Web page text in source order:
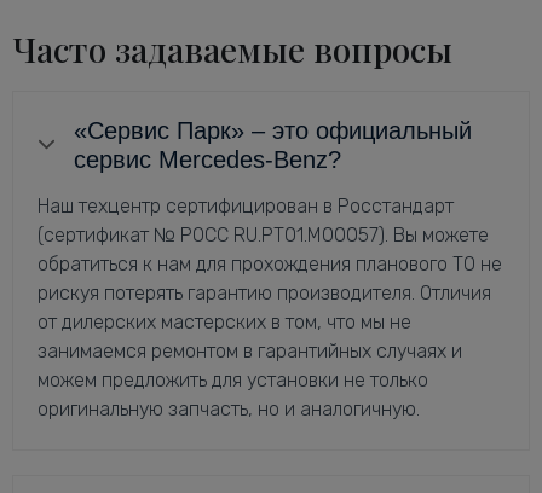
Часто задаваемые вопросы
«Сервис Парк» – это официальный
сервис Mercedes-Benz?
Наш техцентр сертифицирован в Росстандарт
(сертификат № РОСС RU.РТ01.М00057). Вы можете
обратиться к нам для прохождения планового ТО не
рискуя потерять гарантию производителя. Отличия
от дилерских мастерских в том, что мы не
занимаемся ремонтом в гарантийных случаях и
можем предложить для установки не только
оригинальную запчасть, но и аналогичную.